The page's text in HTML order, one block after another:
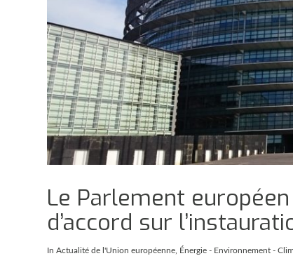
Le Parlement
d’accord sur
InActualité de l'Union européenne Énergie - Environnement -